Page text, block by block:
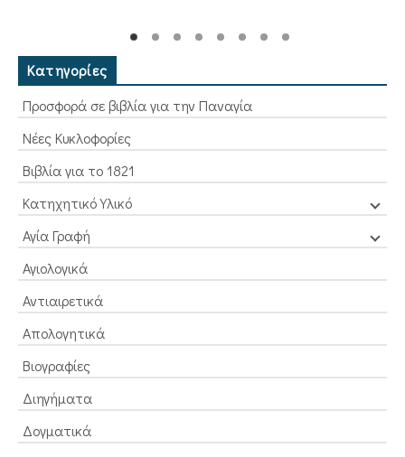
Κατηγορίες
Προσφορά σε βιβλία για την Παναγία
Νέες Κυκλοφορίες
Βιβλία για το 1821
Κατηχητικό Υλικό
Αγία Γραφή
Αγιολογικά
Αντιαιρετικά
Απολογητικά
Βιογραφίες
Διηγήματα
Δογματικά